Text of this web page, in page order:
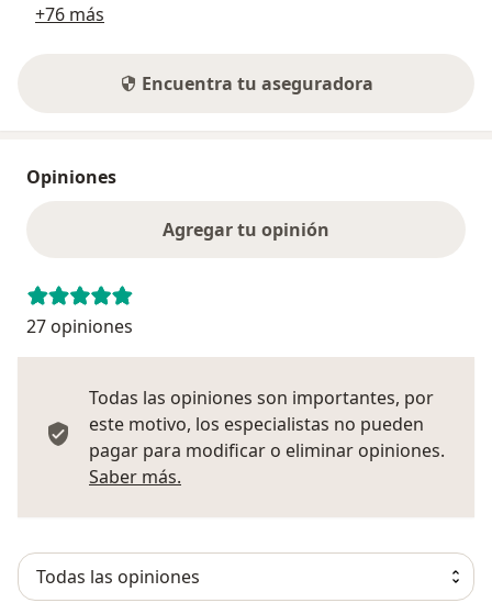
+76 más
Encuentra tu aseguradora
Opiniones
Agregar tu opinión
27 opiniones
Todas las opiniones son importantes, por
este motivo, los especialistas no pueden
pagar para modificar o eliminar opiniones.
Saber más.